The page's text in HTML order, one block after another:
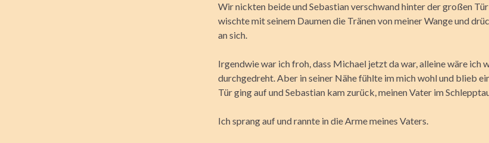
Wir nickten beide und Sebastian verschwand hinter der großen Tür
wischte mit seinem Daumen die Tränen von meiner Wange und
an sich.
Irgendwie war ich froh, dass Michael jetzt da war, alleine wäre ich
durchgedreht. Aber in seiner Nähe fühlte im mich wohl und blieb
Tür ging auf und Sebastian kam zurück, meinen Vater im
Ich sprang auf und rannte in die Arme meines Vaters.